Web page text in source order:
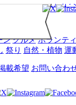
ミツケタって？ イ
目 的
ン グルメ ボランテ
祭り 自然・植物 運
載希望 お問い合わ